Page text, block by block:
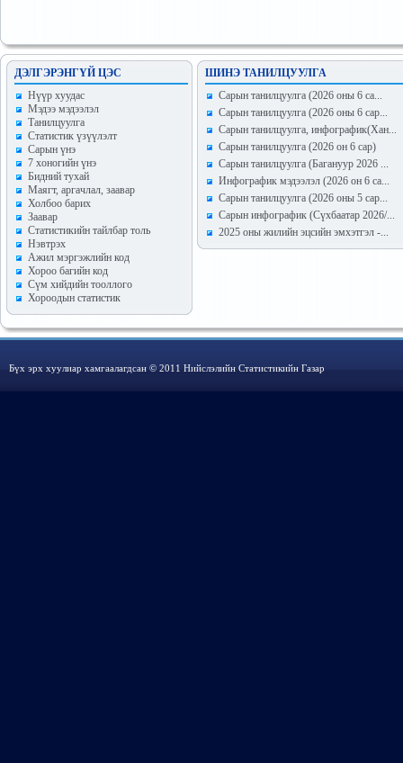
ДЭЛГЭРЭНГҮЙ ЦЭС
Hүүр хуудас
Мэдээ мэдээлэл
Танилцуулга
Статистик үзүүлэлт
Сарын үнэ
7 хоногийн үнэ
Бидний тухай
Маягт, аргачлал, заавар
Холбоо барих
Заавар
Статистикийн тайлбар толь
Нэвтрэх
Ажил мэргэжлийн код
Хороо багийн код
Сүм хийдийн тооллого
Хороодын статистик
ШИНЭ ТАНИЛЦУУЛГА
Сарын танилцуулга (2026 оны 6 са...
Сарын танилцуулга (2026 оны 6 сар...
Сарын танилцуулга, инфографик(Хан...
Сарын танилцуулга (2026 он 6 сар)
Сарын танилцуулга (Багануур 2026 ...
Инфографик мэдээлэл (2026 он 6 са...
Сарын танилцуулга (2026 оны 5 сар...
Сарын инфографик (Сүхбаатар 2026/...
2025 оны жилийн эцсийн эмхэтгэл -...
Бүх эрх хуулиар хамгаалагдсан © 2011 Нийслэлийн Статистикийн Газар